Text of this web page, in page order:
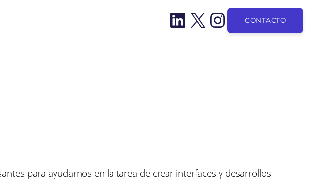
LinkedIn
X Instagram
CONTACTO
para ayudarnos en la tarea de crear interfaces y desarrollos